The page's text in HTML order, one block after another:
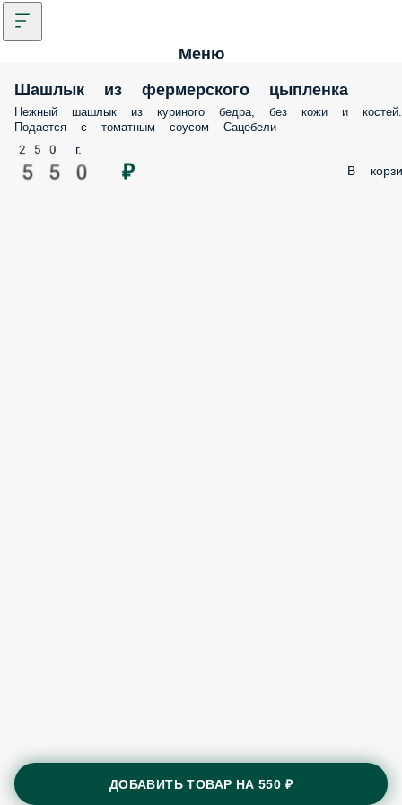
Меню
Шашлык из фермерского цыпленка
Нежный шашлык из куриного бедра, без кожи и костей.
Подается с томатным соусом Сацебели
250 г.
550 ₽ В
ДОБАВИТЬ ТОВАР НА550 ₽